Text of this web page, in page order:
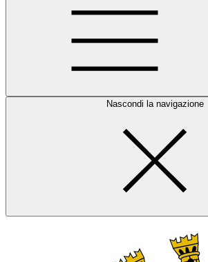
Nascondi la navigazione